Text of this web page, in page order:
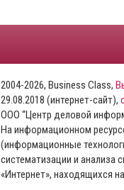
2004-2026, Business Class,
29.08.2018 (интернет-сайт),
ООО “Центр деловой
На информационном
(информационные
систематизации и анализа
«Интернет», находящихся